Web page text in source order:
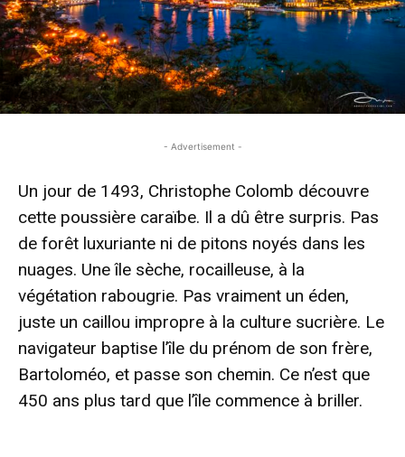
- Advertisement -
Un jour de 1493, Christophe Colomb découvre
cette poussière caraïbe. Il a dû être surpris. Pas
de forêt luxuriante ni de pitons noyés dans les
nuages. Une île sèche, rocailleuse, à la
végétation rabougrie. Pas vraiment un éden,
juste un caillou impropre à la culture sucrière. Le
navigateur baptise l’île du prénom de son frère,
Bartoloméo, et passe son chemin. Ce n’est que
450 ans plus tard que l’île commence à briller.